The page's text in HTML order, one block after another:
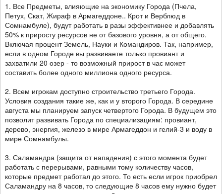
1. Все Предметы, влияющие на экономику Города (Пчела,
Петух, Скат, Жираф в Армагеддоне.. Крот и Верблюд в
Сомнамбуле), будут работать в разы эффективнее и добавлять
50% к приросту ресурсов не от базового уровня, а от общего.
Включая процент Земель, Науки и Командиров. Так, например,
если в одном Городе вы развиваете только провиант и
захватили 20 озер - то возможный прирост в час может
составить более одного миллиона одного ресурса.
2. Всем игрокам доступно строительство третьего Города.
Условия создания такие же, как и у второго Города. В середине
августа мы планируем запуск четвертого Города. В будущем это
позволит развивать Города по специализациям: провиант,
дерево, энергия, железо в мире Армагеддон и гелий-3 и воду в
мире Сомнамбулы.
3. Саламандра (защита от нападения) с этого момента будет
работать с перерывами, равными тому количеству часов,
которые предмет работал до этого. То есть если игрок приобрел
Саламандру на 8 часов, то следующие 8 часов ему нужно будет